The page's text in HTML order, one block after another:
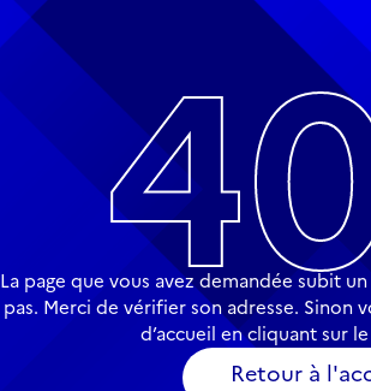
La page que vous avez demandée subit
pas. Merci de vérifier son adresse. Sinon
d’accueil en cliquant sur
Retour à